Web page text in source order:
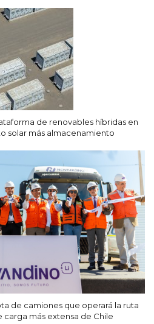
de renovables híbridas en
solar más almacenamiento
de camiones que operará la ruta
más extensa de Chile